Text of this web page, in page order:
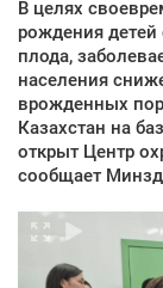
В целях
рождения
плода,
населения
врожденных
Казахстан на
открыт Центр
сообщает